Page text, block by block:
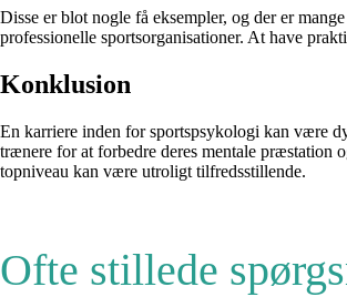
Disse er blot nogle få eksempler, og der er
professionelle sportsorganisationer. At have
Konklusion
En karriere inden for sportspsykologi kan være
trænere for at forbedre deres mentale præstation
topniveau kan være utroligt tilfredsstillende.
Ofte stillede